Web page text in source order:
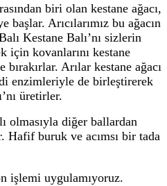
biri olan kestane ağacı,
başlar. Arıcılarımız bu ağacın
Kestane Balı’nı sizlerin
için kovanlarını kestane
bırakırlar. Arılar kestane ağacı
enzimleriyle de birleştirerek
’nı üretirler.
olmasıyla diğer ballardan
buruk ve acımsı bir tada
işlemi uygulamıyoruz.